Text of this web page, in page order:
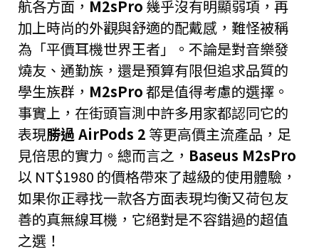
航各方面， M2sPro 幾乎沒有明顯弱項，再
加上時尚的外觀與舒適的配戴感，難怪被稱
為「平價耳機世界王者」。不論是對音樂發
燒友、通勤族，還是預算有限但追求品質的
學生族群， M2sPro都是值得考慮的選擇。
事實上，在街頭盲測中許多用家都認同它的
表現勝過 AirPods 2 等更高價主流產品，足
見倍思的實力。總而言之， Baseus M2sPro
以 NT$1980 的價格帶來了越級的使用體驗，
如果你正尋找一款各方面表現均衡又荷包友
善的真無線耳機，它絕對是不容錯過的超值
之選！